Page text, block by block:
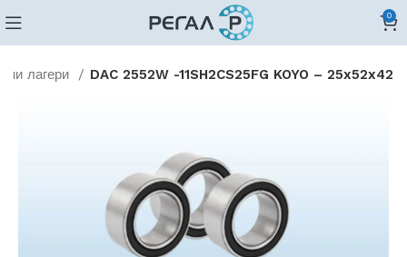
0
лагери DAC 2552W -11SH2CS25FG KOYO – 25x52x42